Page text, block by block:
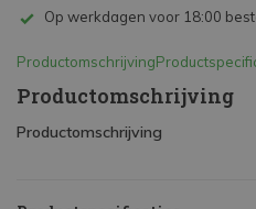
Op werkdagen voor 18:00
Productomschrijving
Productomschrijving
Productomschrijving